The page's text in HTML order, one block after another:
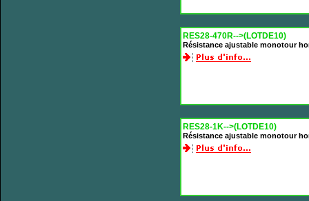
RES28-470R-->(LOTDE10)
Résistance ajustable monotour
RES28-1K-->(LOTDE10)
Résistance ajustable monotour